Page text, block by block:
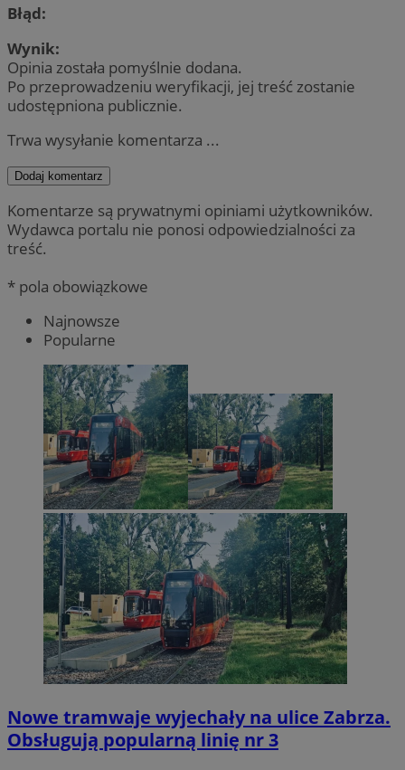
Błąd:
Wynik:
Opinia została pomyślnie dodana.
Po przeprowadzeniu weryfikacji, jej treść zostanie
udostępniona publicznie.
Trwa wysyłanie komentarza ...
Dodaj komentarz
Komentarze są prywatnymi opiniami użytkowników.
Wydawca portalu nie ponosi odpowiedzialności za
treść.
* pola obowiązkowe
Najnowsze
Popularne
Nowe tramwaje wyjechały na ulice Zabrza.
Obsługują popularną linię nr 3